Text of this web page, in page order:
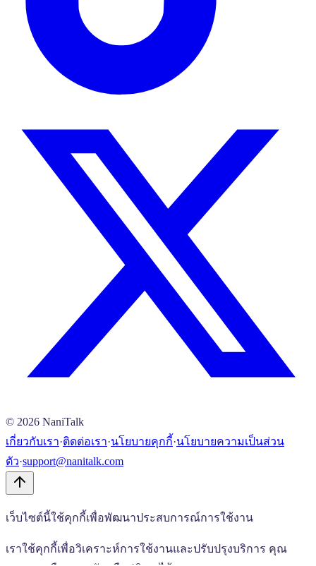
© 2026 NaniTalk
เกี่ยวกับเรา·ติดต่อเรา·นโยบายคุกกี้·นโยบายความเป็นส่วน
ตัว·support@nanitalk.com
เว็บไซต์นี้ใช้คุกกี้เพื่อพัฒนาประสบการณ์การใช้งาน
เราใช้คุกกี้เพื่อวิเคราะห์การใช้งานและปรับปรุงบริการ คุณ